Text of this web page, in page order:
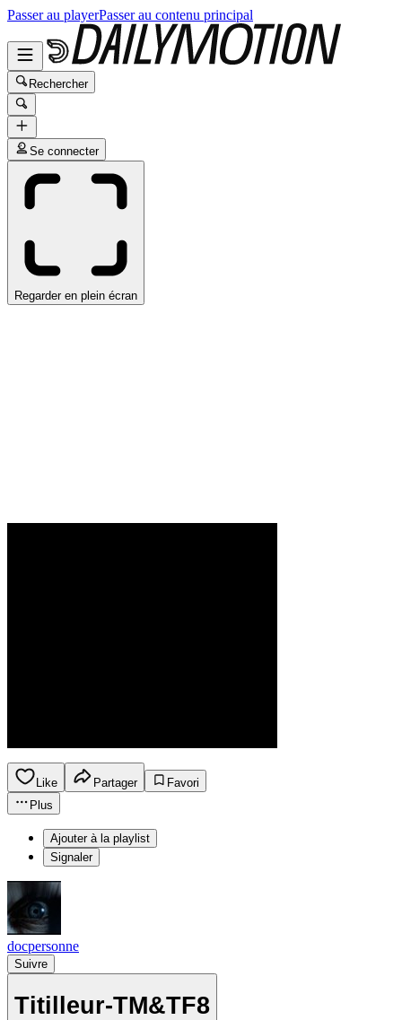
Passer au playerPasser au contenu principal
Rechercher
Se connecter
Regarder en plein écran
Like Partager
Favori
Plus
Ajouter à la playlist
Signaler
docpersonne
Suivre
Titilleur-TM&TF8